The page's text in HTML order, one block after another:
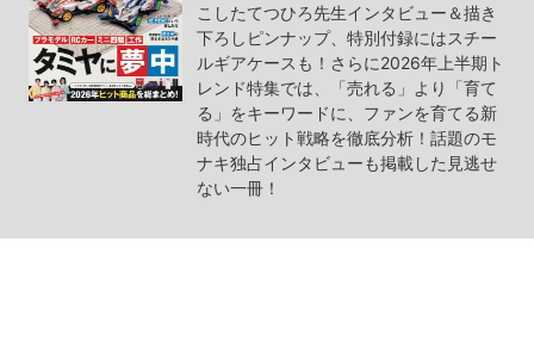
こしたてつひろ先生インタビュー＆描き
下ろしピンナップ、特別付録にはスチー
ルギアケースも！さらに2026年上半期ト
レンド特集では、「売れる」より「育て
る」をキーワードに、ファンを育てる新
時代のヒット戦略を徹底分析！話題のモ
ナキ独占インタビューも掲載した見逃せ
ない一冊！